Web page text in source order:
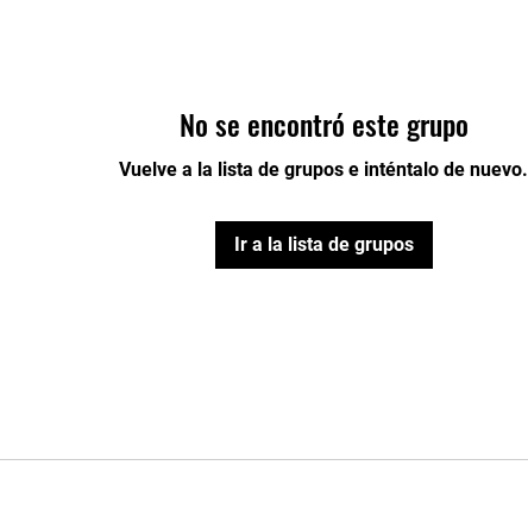
No se encontró este grupo
Vuelve a la lista de grupos e inténtalo de nuevo.
Ir a la lista de grupos